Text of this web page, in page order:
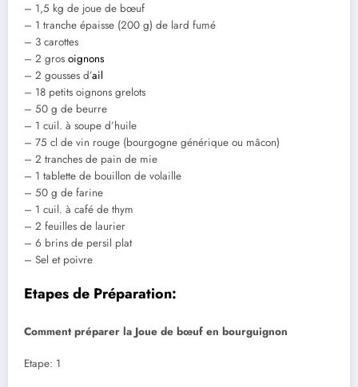
– 1,5 kg de joue de bœuf
– 1 tranche épaisse (200 g) de lard fumé
– 3 carottes
– 2 gros oignons
– 2 gousses d’ail
– 18 petits oignons grelots
– 50 g de beurre
– 1 cuil. à soupe d’huile
– 75 cl de vin rouge (bourgogne générique ou mâcon)
– 2 tranches de pain de mie
– 1 tablette de bouillon de volaille
– 50 g de farine
– 1 cuil. à café de thym
– 2 feuilles de laurier
– 6 brins de persil plat
– Sel et poivre
Etapes de Préparation:
Comment préparer la Joue de bœuf en bourguignon
Etape: 1